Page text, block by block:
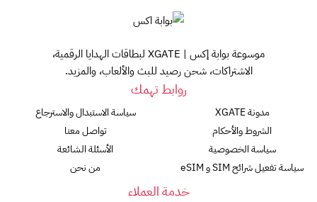
موسوعة بوابة إكس | XGATE لبطاقات الهدايا الرقمية،
الاشتراكات، شحن رصيد للبث والألعاب، والمزيد.
روابط تهمك
مدونة XGATE
الشروط والأحكام
سياسة الخصوصية
سياسة تفعيل شرائح SIM و eSIM
سياسة الاستبدال والاسترجاع
تواصل معنا
الأسئلة الشائعة
من نحن
خدمة العملاء